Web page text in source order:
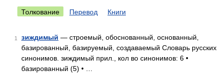
Толкование Перевод Книги
1 зиждимый — строемый, обоснованный, основанный,
базированный, базируемый, создаваемый Словарь русских
синонимов. зиждимый прил., кол во синонимов: 6 •
базированный (5) • …